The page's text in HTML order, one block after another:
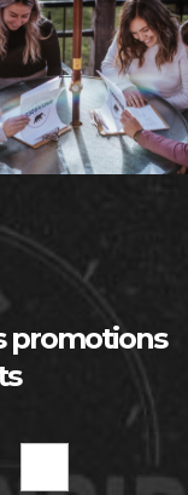
promotions